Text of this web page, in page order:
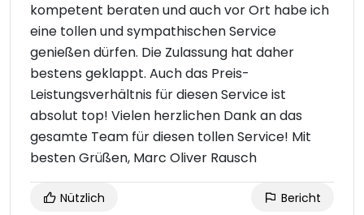
kompetent beraten und auch vor Ort habe ich
eine tollen und sympathischen Service
genießen dürfen. Die Zulassung hat daher
bestens geklappt. Auch das Preis-
Leistungsverhältnis für diesen Service ist
absolut top! Vielen herzlichen Dank an das
gesamte Team für diesen tollen Service! Mit
besten Grüßen, Marc Oliver Rausch
Nützlich Bericht